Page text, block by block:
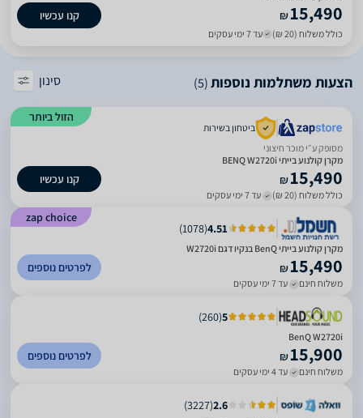
₪15,490
כולל משלוח (20 ₪) עד 7 ימי עסקים
קנו עכשיו
הצעות משתלמות נוספות(5) סינון
הזול ביותר
ביטחון בשירות
מסופק ע״י מוכר חיצוני
מקרן קולנוע בייתי BENQ W2720i
₪15,490
כולל משלוח (20 ₪) עד 7 ימי עסקים
קנו עכשיו
zap choice
4.51
(
1078
)
מקרן קולנוע בייתי BenQ בנקיו דגם W2720i
₪15,490
משלוח חינם עד 7 ימי עסקים
לפרטים נוספים
5
(
260
)
BenQ W2720i
₪15,900
משלוח חינם עד 4 ימי עסקים
לפרטים נוספים
2.6
(
3227
)